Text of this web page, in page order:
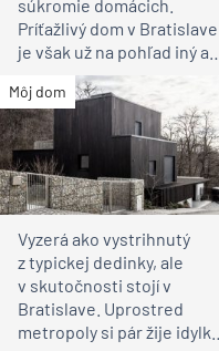
súkromie domácich.
Príťažlivý dom v Bratislave
je však už na pohľad iný ako
susedia
Môj dom
Vyzerá ako vystrihnutý
z typickej dedinky, ale
v skutočnosti stojí v
Bratislave. Uprostred
metropoly si pár žije idylku